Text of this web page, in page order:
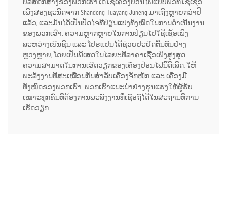
ບໍລິສັດກໍ່ສ້າງຂອງພວກເຮົາໄດ້ໃຊ້ເຄື່ອງປ່ອນໄຟແບບພົວທີ່ໃຊ້ເຊື້ອ
ເພິງສອງຊະນິດຈາກ Shandong Huayang Juneng ມາເຖິງຫຼາຍກວ່າປີ
ແລ້ວ, ແລະມັນໄດ້ເປັນປັດໄຈທີ່ປ່ຽນແປງທັງໝົດໃນການດຳເນີນງານ
ຂອງພວກເຮົາ. ຄວາມຫຼາກຫຼາຍໃນການປ່ຽນໄປໃຊ້ເຊື້ອເພິງ
ລະຫວ່າງເບັນຊິນ ແລະ ໂປຣແປນໄດ້ຊ່ວຍປະຢັດຕົ້ນທຶນຢ່າງ
ຫຼວງຫຼາຍ, ໂດຍເປັນພິເສດໃນໄລຍະທີ່ລາຄາເຊື້ອເພິງສູງສຸດ.
ຄວາມສາມາດໃນການເຮັດວຽກຂອງເຄື່ອງປ່ອນໄຟນີ້ດີເລີດ, ໃຫ້
ພະລັງງານທີ່ສະເໝືອນກັນສຳລັບເຄື່ອງຈັກໜັກ ແລະ ເຄື່ອງມື
ທັງໝົດຂອງພວກເຮົາ. ພວກເຮົາແນະນຳຢ່າງຮຸນແຮງໃຫ້ຜູ້ຮັບ
ເໝາະທຸກຄົນທີ່ຕ້ອງການພະລັງງານທີ່ເຊື່ອຖືໄດ້ໃນສະຖານທີ່ການ
ເຮັດວຽກ.